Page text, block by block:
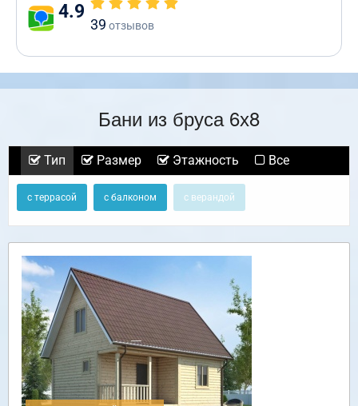
4.9
39 отзывов
Бани из бруса 6х8
Тип Размер Этажность Все
с террасой с балконом с верандой